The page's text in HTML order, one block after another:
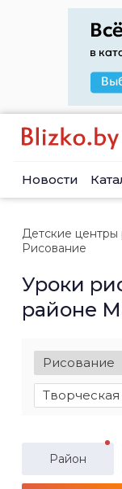
Новости
Детские центры
Рисование
Уроки
районе
Рисование
Район